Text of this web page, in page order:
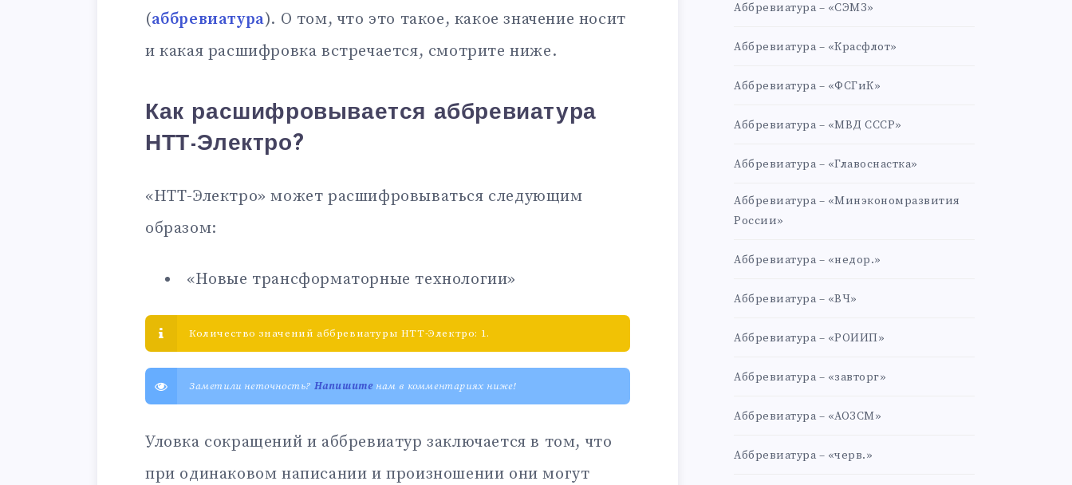
(аббревиатура). О том, что это такое, какое значение носит
и какая расшифровка встречается, смотрите ниже.
Как расшифровывается аббревиатура
НТТ-Электро?
«НТТ-Электро» может расшифровываться следующим
образом:
«Новые трансформаторные технологии»
Количество значений аббревиатуры НТТ-Электро: 1.
Заметили неточность? Напишитенам в комментариях ниже!
Уловка сокращений и аббревиатур заключается в том, что
при одинаковом написании и произношении они могут
Аббревиатура – «СЭМЗ»
Аббревиатура – «Красфлот»
Аббревиатура – «ФСГиК»
Аббревиатура – «МВД СССР»
Аббревиатура – «Главоснастка»
Аббревиатура – «Минэкономразвития
России»
Аббревиатура – «недор.»
Аббревиатура – «ВЧ»
Аббревиатура – «РОИИП»
Аббревиатура – «завторг»
Аббревиатура – «АОЗСМ»
Аббревиатура – «черв.»